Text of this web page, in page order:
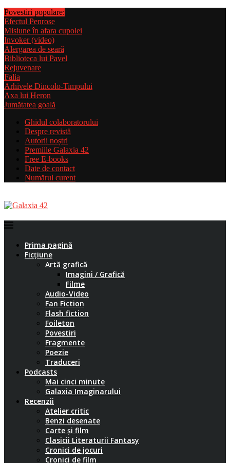
Povestiri populare:
Efectul Penrose
Misiune în afara cupolei
Invoker (video)
Alergarea de seară
Biblioteca lui Pavel
Rejuvenare
Falia
Arhivele Dincolo-Timpului
Axa lui Heron
Jumătatea goală
Ghidul colaboratorului
Despre revistă
Autorii noștri
Premiile Galaxia 42
Free E-books
Date de contact
Numărul curent
Prima pagină
Ficțiune
Artă grafică
Imagini / Grafică
Filme
Audio-Video
Fan Fiction
Flash fiction
Foileton
Povestiri
Fragmente
Poezie
Traduceri
Podcasts
Mai cinci minute
Galaxia Imaginarului
Recenzii
Atelier critic
Benzi desenate
Carte și film
Clasicii Literaturii Fantasy
Cronici de jocuri
Cronici de film